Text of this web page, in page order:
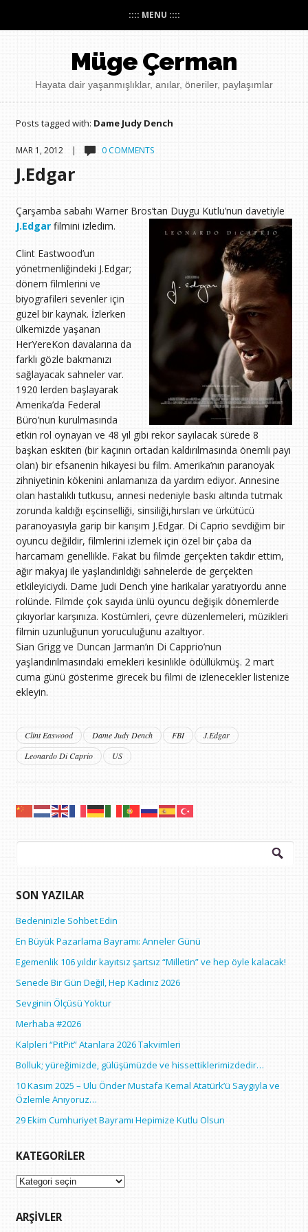
:::: MENU ::::
Müge Çerman
Hayata dair yaşanmışlıklar, anılar, öneriler, paylaşımlar
Posts tagged with: Dame Judy Dench
MAR 1, 2012 | 0 COMMENTS
J.Edgar
Çarşamba sabahı Warner Bros’tan Duygu Kutlu’nun davetiyle
J.Edgarfilmini izledim.
Clint Eastwood’un
yönetmenliğindeki J.Edgar;
dönem filmlerini ve
biyografileri sevenler için
güzel bir kaynak. İzlerken
ülkemizde yaşanan
HerYereKon davalarına da
farklı gözle bakmanızı
sağlayacak sahneler var.
1920 lerden başlayarak
Amerika’da Federal
Büro’nun kurulmasında
etkin rol oynayan ve 48 yıl gibi rekor sayılacak sürede 8
başkan eskiten (bir kaçının ortadan kaldırılmasında önemli payı
olan) bir efsanenin hikayesi bu film. Amerika’nın paranoyak
zihniyetinin kökenini anlamanıza da yardım ediyor. Annesine
olan hastalıklı tutkusu, annesi nedeniyle baskı altında tutmak
zorunda kaldığı eşcinselliği, sinsiliği,hırsları ve ürkütücü
paranoyasıyla garip bir karışım J.Edgar. Di Caprio sevdiğim bir
oyuncu değildir, filmlerini izlemek için özel bir çaba da
harcamam genellikle. Fakat bu filmde gerçekten takdir ettim,
ağır makyaj ile yaşlandırıldığı sahnelerde de gerçekten
etkileyiciydi. Dame Judi Dench yine harikalar yaratıyordu anne
rolünde. Filmde çok sayıda ünlü oyuncu değişik dönemlerde
çıkıyorlar karşınıza. Kostümleri, çevre düzenlemeleri, müzikleri
filmin uzunluğunun yoruculuğunu azaltıyor.
Sian Grigg ve Duncan Jarman’ın Di Capprio’nun
yaşlandırılmasındaki emekleri kesinlikle ödüllükmüş. 2 mart
cuma günü gösterime girecek bu filmi de izlenecekler listenize
ekleyin.
Clint Easwood Dame Judy Dench FBI
J.Edgar
Leonardo Di Caprio
US
Arama:
SON YAZILAR
Bedeninizle Sohbet Edin
En Büyük Pazarlama Bayramı: Anneler Günü
Egemenlik 106 yıldır kayıtsız şartsız “Milletin” ve hep öyle kalacak!
Senede Bir Gün Değil, Hep Kadınız 2026
Sevginin Ölçüsü Yoktur
Merhaba #2026
Kalpleri “PitPit” Atanlara 2026 Takvimleri
Bolluk; yüreğimizde, gülüşümüzde ve hissettiklerimizdedir…
10 Kasım 2025 – Ulu Önder Mustafa Kemal Atatürk’ü Saygıyla ve
Özlemle Anıyoruz…
29 Ekim Cumhuriyet Bayramı Hepimize Kutlu Olsun
KATEGORILER
Kategoriler
ARŞIVLER